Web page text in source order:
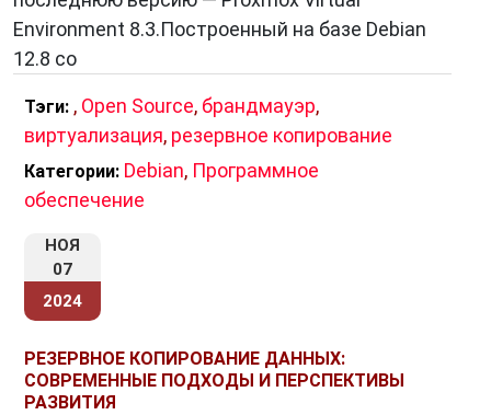
Environment 8.3.Построенный на базе Debian
12.8 со
Тэги: , Open Source, брандмауэр,
виртуализация, резервное копирование
Категории: Debian, Программное
обеспечение
НОЯ
07
2024
РЕЗЕРВНОЕ КОПИРОВАНИЕ ДАННЫХ:
СОВРЕМЕННЫЕ ПОДХОДЫ И ПЕРСПЕКТИВЫ
РАЗВИТИЯ